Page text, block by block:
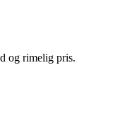
og rimelig pris.